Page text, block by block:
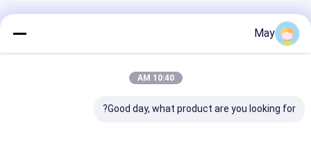
محصولات توصیه شده
May
10:40 AM
Good day, what product are you looking for?